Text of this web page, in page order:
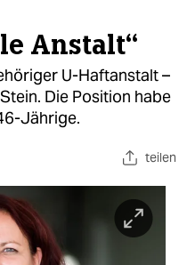
Anstalt“
U-Haftanstalt –
Die Position habe
Jährige.
teilen